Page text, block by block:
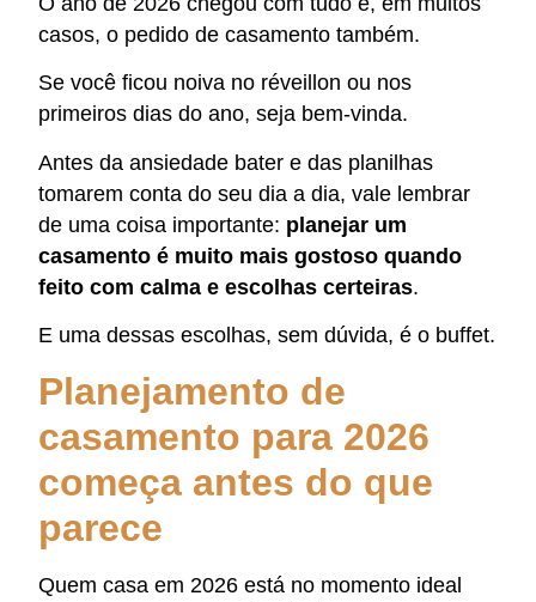
casos, o pedido de casamento também.
Se você ficou noiva no réveillon ou nos
primeiros dias do ano, seja bem-vinda.
Antes da ansiedade bater e das planilhas
tomarem conta do seu dia a dia, vale lembrar
de uma coisa importante: planejar um
casamento é muito mais gostoso quando
feito com calma e escolhas certeiras.
E uma dessas escolhas, sem dúvida, é o buffet.
Planejamento de
casamento para 2026
começa antes do que
parece
Quem casa em 2026 está no momento ideal